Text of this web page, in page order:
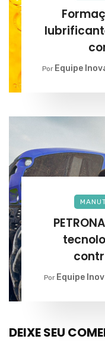
Por Equipe
Por Equipe
DEIXE SEU